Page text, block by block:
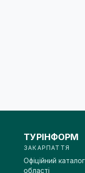
ТУРІНФОРМ
ЗАКАРПАТТЯ
Офіційний
області